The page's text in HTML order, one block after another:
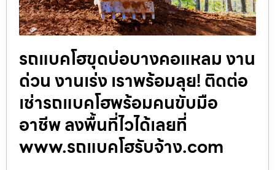
รถแบคโฮขุดบ่อบางคอแหลม งาน
ด่วน งานเร่ง เราพร้อมลุย! ติดต่อ
เช่ารถแบคโฮพร้อมคนขับมือ
อาชีพ ลงพื้นที่ไวได้เลยที่
www.รถแบคโฮรับจ้าง.com